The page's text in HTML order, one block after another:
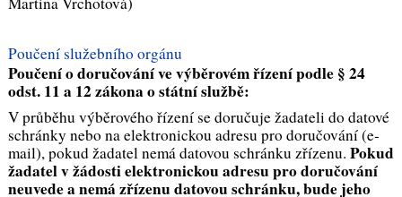
Poučení služebního orgánu
Poučení o doručování ve výběrovém řízení podle § 24
odst. 11 a 12 zákona o státní službě:
V průběhu výběrového řízení se doručuje žadateli do datové
schránky nebo na elektronickou adresu pro doručování (e-
mail), pokud žadatel nemá datovou schránku zřízenu. Pokud
žadatel v žádosti elektronickou adresu pro doručování
neuvede a nemá zřízenu datovou schránku, bude jeho